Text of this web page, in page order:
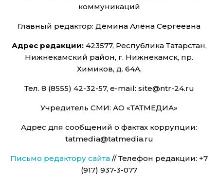
коммуникаций
Главный редактор: Дёмина Алёна Сергеевна
Адрес редакции:423577, Республика Татарстан,
Нижнекамский район, г. Нижнекамск, пр.
Химиков, д. 64А,
Тел. 8 (8555) 42-32-57, e-mail: site@ntr-24.ru
Учредитель СМИ: АО «ТАТМЕДИА»
Адрес для сообщений о фактах коррупции:
tatmedia@tatmedia.ru
Письмо редактору сайта // Телефон редакции: +7
(917) 937-3-077